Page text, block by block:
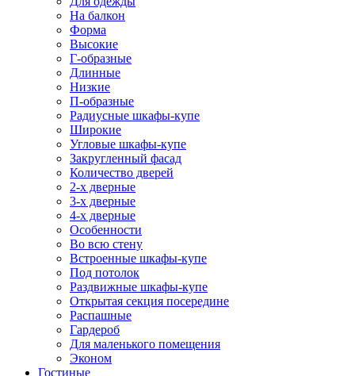
На балкон
Форма
Высокие
Г-образные
Длинные
Низкие
П-образные
Радиусные шкафы-купе
Широкие
Угловые шкафы-купе
Закругленный фасад
Количество дверей
2-х дверные
3-х дверные
4-х дверные
Особенности
Во всю стену
Встроенные шкафы-купе
Под потолок
Раздвижные шкафы-купе
Открытая секция посередине
Распашные
Гардероб
Для маленького помещения
Эконом
Гостиные